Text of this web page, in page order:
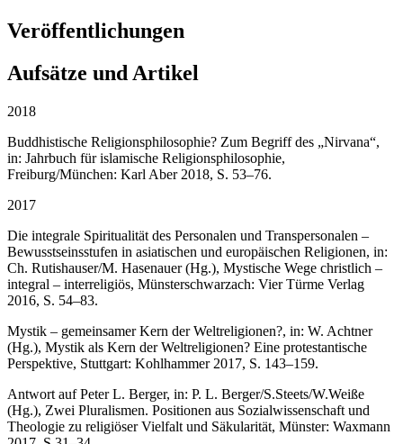
Veröffentlichungen
Aufsätze und Artikel
2018
Buddhistische Religionsphilosophie? Zum Begriff des „Nirvana“,
in: Jahrbuch für islamische Religionsphilosophie,
Freiburg/München: Karl Aber 2018, S. 53–76.
2017
Die integrale Spiritualität des Personalen und Transpersonalen –
Bewusstseinsstufen in asiatischen und europäischen Religionen, in:
Ch. Rutishauser/M. Hasenauer (Hg.), Mystische Wege christlich –
integral – interreligiös, Münsterschwarzach: Vier Türme Verlag
2016, S. 54–83.
Mystik – gemeinsamer Kern der Weltreligionen?, in: W. Achtner
(Hg.), Mystik als Kern der Weltreligionen? Eine protestantische
Perspektive, Stuttgart: Kohlhammer 2017, S. 143–159.
Antwort auf Peter L. Berger, in: P. L. Berger/S.Steets/W.Weiße
(Hg.), Zwei Pluralismen. Positionen aus Sozialwissenschaft und
Theologie zu religiöser Vielfalt und Säkularität, Münster: Waxmann